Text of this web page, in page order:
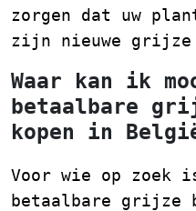
zorgen dat uw
zijn nieuwe grijze
Waar kan ik
betaalbare
kopen in
Voor wie op zoek
betaalbare grijze